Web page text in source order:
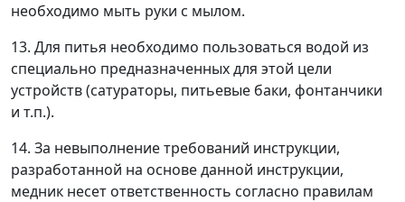
необходимо мыть руки с мылом.
13. Для питья необходимо пользоваться водой из
специально предназначенных для этой цели
устройств (сатураторы, питьевые баки, фонтанчики
и т.п.).
14. За невыполнение требований инструкции,
разработанной на основе данной инструкции,
медник несет ответственность согласно правилам